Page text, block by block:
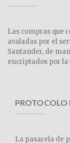
Las compras que
avaladas por el
Santander, de
encriptados por la
PROTOCOLO
La pasarela de